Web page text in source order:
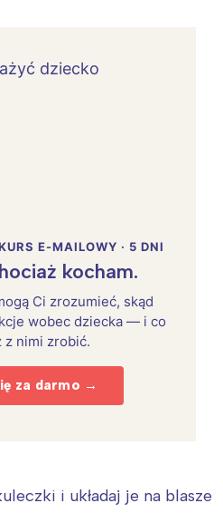
E-MAILOWY · 5 DNI
kocham.
Ci zrozumieć, skąd
wobec dziecka — i co
z nimi zrobić.
za darmo →
i układaj je na blasze